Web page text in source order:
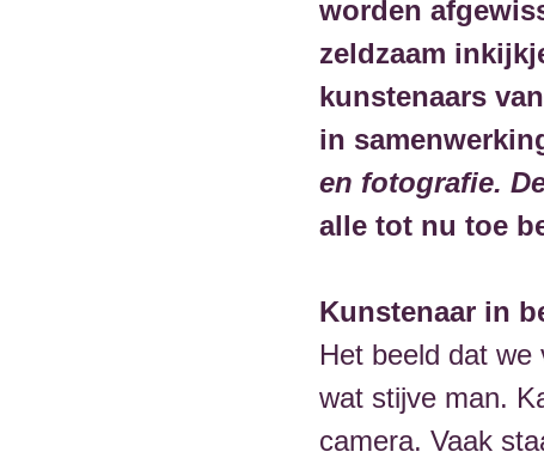
worden
zeldzaam
kunstenaars
in
en fotografie.
alle tot nu toe
Kunstenaar in
Het beeld dat
wat stijve man.
camera. Vaak